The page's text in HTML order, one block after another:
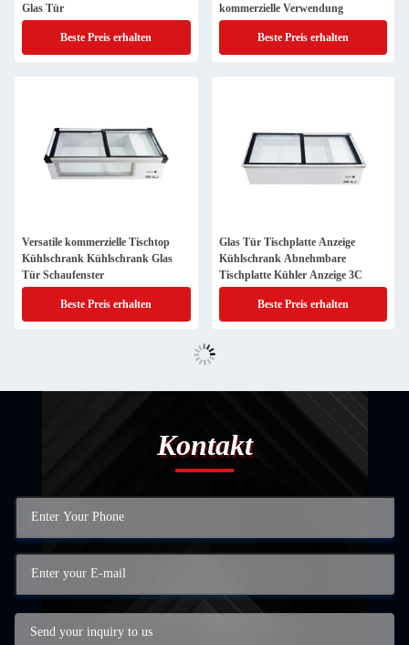
Glas Tür
Beste Preis erhalten
kommerzielle Verwendung
Beste Preis erhalten
Versatile kommerzielle Tischtop
Kühlschrank Kühlschrank Glas
Tür Schaufenster
Beste Preis erhalten
Glas Tür Tischplatte Anzeige
Kühlschrank Abnehmbare
Tischplatte Kühler Anzeige 3C
Beste Preis erhalten
Kontakt